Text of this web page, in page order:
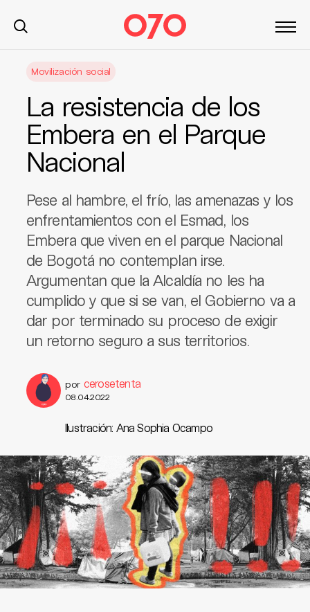
Movilización social
La resistencia de los
Embera en el Parque
Nacional
Pese al hambre, el frío, las amenazas y los
enfrentamientos con el Esmad, los
Embera que viven en el parque Nacional
de Bogotá no contemplan irse.
Argumentan que la Alcaldía no les ha
cumplido y que si se van, el Gobierno va a
dar por terminado su proceso de exigir
un retorno seguro a sus territorios.
por cerosetenta
08.04.2022
Ilustración: Ana Sophia Ocampo